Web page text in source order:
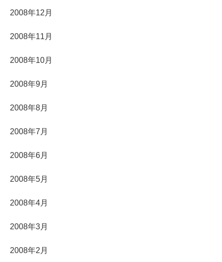
2008年12月
2008年11月
2008年10月
2008年9月
2008年8月
2008年7月
2008年6月
2008年5月
2008年4月
2008年3月
2008年2月